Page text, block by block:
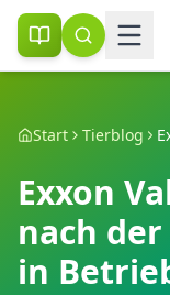
Start Tierblog
Exxon
nach
in